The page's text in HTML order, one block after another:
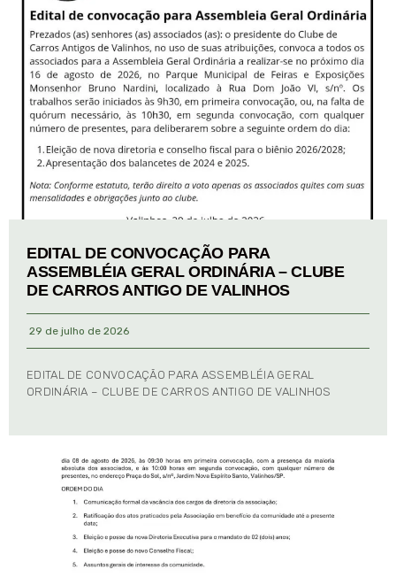
EDITAL DE CONVOCAÇÃO PARA
ASSEMBLÉIA GERAL ORDINÁRIA – CLUBE
DE CARROS ANTIGO DE VALINHOS
29 de julho de 2026
EDITAL DE CONVOCAÇÃO PARA ASSEMBLÉIA GERAL
ORDINÁRIA – CLUBE DE CARROS ANTIGO DE VALINHOS